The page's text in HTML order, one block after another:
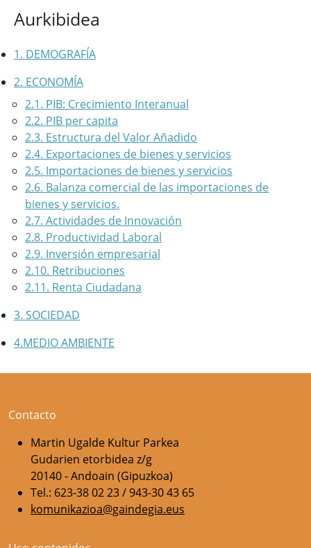
Aurkibidea
1. DEMOGRAFÍA
2. ECONOMÍA
2.1. PIB: Crecimiento Interanual
2.2. PIB per capita
2.3. Estructura del Valor Añadido
2.4. Exportaciones de bienes y servicios
2.5. Importaciones de bienes y servicios
2.6. Balanza comercial de las importaciones de
bienes y servicios.
2.7. Actividades de Innovación
2.8. Productividad Laboral
2.9. Inversión empresarial
2.10. Retribuciones
2.11. Renta Ciudadana
3. SOCIEDAD
4.MEDIO AMBIENTE
Contacto
Martin Ugalde Kultur Parkea
Gudarien etorbidea z/g
20140 - Andoain (Gipuzkoa)
Tel.: 623-38 02 23 / 943-30 43 65
komunikazioa@gaindegia.eus